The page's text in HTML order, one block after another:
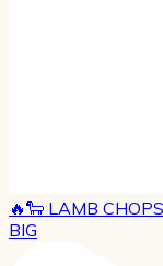
🔥🐑 LAMB
BIG